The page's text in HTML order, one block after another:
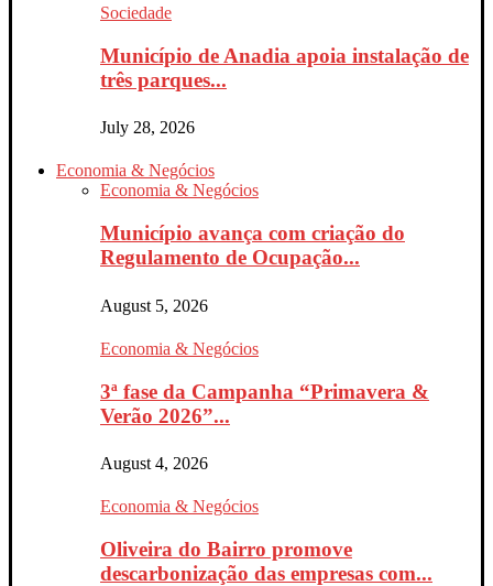
Sociedade
Município de Anadia apoia instalação de
três parques...
July 28, 2026
Economia & Negócios
Economia & Negócios
Município avança com criação do
Regulamento de Ocupação...
August 5, 2026
Economia & Negócios
3ª fase da Campanha “Primavera &
Verão 2026”...
August 4, 2026
Economia & Negócios
Oliveira do Bairro promove
descarbonização das empresas com...